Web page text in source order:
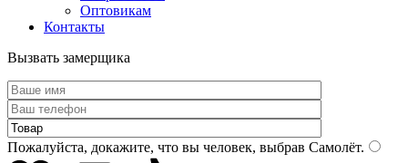
Оптовикам
Контакты
Вызвать замерщика
Пожалуйста, докажите, что вы человек, выбрав Самолёт.